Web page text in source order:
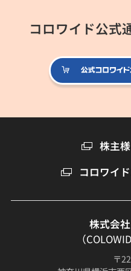
コロワイド公式
株主
コロワイ
株式会
（
〒